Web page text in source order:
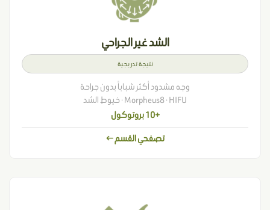
الشد غير الجراحي
نتيجة تدريجية
وجه مشدود أكثر شباباً بدون جراحة
Morpheus8 · HIFU · خيوط الشد
تصفحي القسم ←